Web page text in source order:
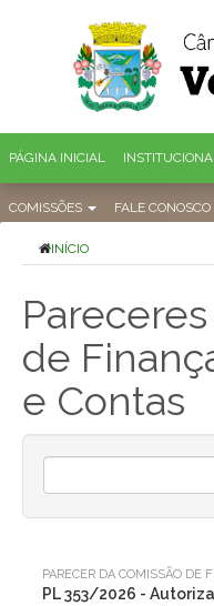
PÁGINA INICIAL
COMISSÕES FALE CONOSCO
INÍCIO
de
e Contas
PARECER DA COMISSÃO DE
PL 353/2026 -